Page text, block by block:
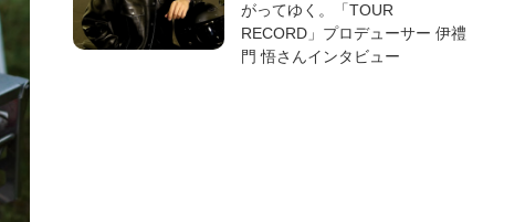
がってゆく。「TOUR
RECORD」プロデューサー 伊禮
門 悟さんインタビュー